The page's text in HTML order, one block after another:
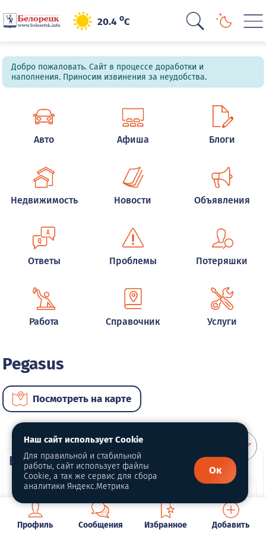
20.4oC
Добро пожаловать. Сайт в процессе доработки и
наполнения. Приносим извинения за неудобства.
Авто Афиша Блоги
Недвижимость Новости Объявления
Ответы Проблемы Потеряшки
Работа Справочник Услуги
Pegasus
Посмотреть на карте
ВИП автомобили
Профиль Сообщения Избранное Добавить
Наш сайт использует Cookie
Для правильной и стабильной
работы, сайт использует файлы
Cookie, а так же сервис для сбора
аналитики Яндекс.Метрика
Ок